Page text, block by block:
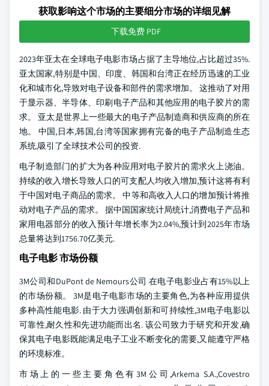
获取影响这个市场的主要细分市场的详细见解
下载免费 PDF
2023年亚太在全球电子电影市场占据了主导地位,占比超过35%.
亚太国家,特别是中国、印度、韩国和台湾正在经历迅速的工业
化和城市化,导致对电子设备和部件的需求增加。 这推动了对用
于显示器、半导体、印刷电子产品和其他应用的电子胶片的需
求。 亚太是世界上一些最大的电子产品制造商和供应商的所在
地。 中国,日本,韩国,台湾等国家拥有完备的电子产品制造生态
系统,吸引了全球技术公司的投资.
电子制造部门的扩大为各种应用对电子胶片的需求火上浇油。
持续的收入增长导致人口的可支配人均收入增加,预计这将有利
于中国对电子商品的需求。 中等和高收入人口的增加预计将推
动对电子产品的需求。 据中国国家统计局统计,消费电子产品和
家用电器部分的收入预计年增长率为2.04%,预计到2025年市场
总量将达到1756.70亿美元.
电子电影 市场份额
3M公司和DuPont de Nemours公司 在电子电影业占有15%以上
的市场份额。 3M是电子电影市场的主要角色,为各种应用提供
多种高性能电影. 由于大力强调创新和可持续性,3M电子电影以
可靠性,耐久性和先进功能而出名. 该公司致力于研究和开发,确
保其电子电影既能满足电子工业不断变化的需要,又能遵守严格
的环境标准。
市场上的一些主要角色有3M公司,Arkema S.A.,Covestro